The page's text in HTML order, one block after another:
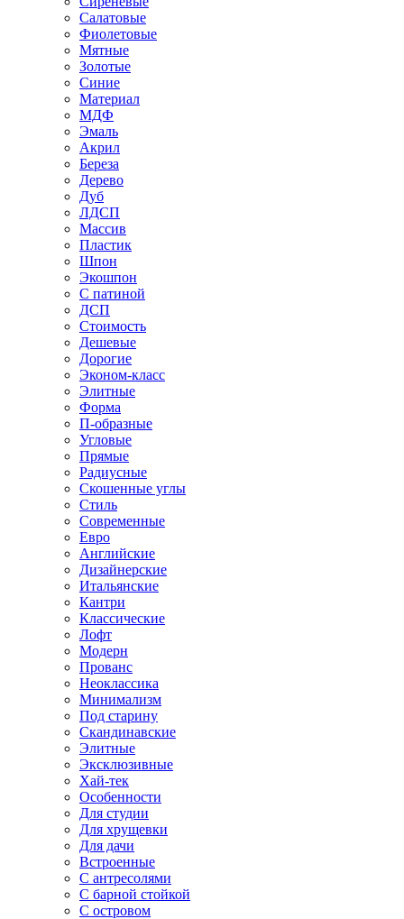
Салатовые
Фиолетовые
Мятные
Золотые
Синие
Материал
МДФ
Эмаль
Акрил
Береза
Дерево
Дуб
ЛДСП
Массив
Пластик
Шпон
Экошпон
С патиной
ДСП
Стоимость
Дешевые
Дорогие
Эконом-класс
Элитные
Форма
П-образные
Угловые
Прямые
Радиусные
Скошенные углы
Стиль
Современные
Евро
Английские
Дизайнерские
Итальянские
Кантри
Классические
Лофт
Модерн
Прованс
Неоклассика
Минимализм
Под старину
Скандинавские
Элитные
Эксклюзивные
Хай-тек
Особенности
Для студии
Для хрущевки
Для дачи
Встроенные
С антресолями
С барной стойкой
С островом